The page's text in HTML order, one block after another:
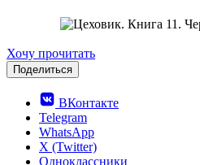
Хочу прочитать
Поделиться
ВКонтакте
Telegram
WhatsApp
X (Twitter)
Одноклассники